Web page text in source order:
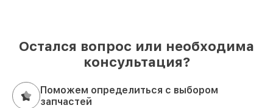
Остался вопрос или необходима
консультация?
Поможем определиться с выбором
запчастей